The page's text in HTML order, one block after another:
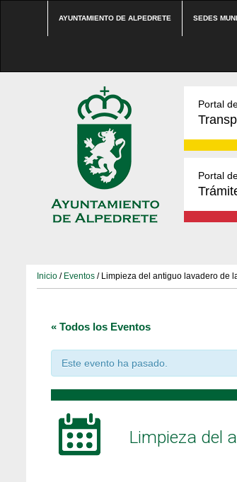
AYUNTAMIENTO DE ALPEDRETE SEDES
Portal
Portal
Inicio / Eventos / Limpieza del antiguo lavadero de
« Todos los Eventos
Este evento ha pasado.
Limpieza del